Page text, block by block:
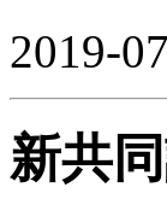
2019-
新共